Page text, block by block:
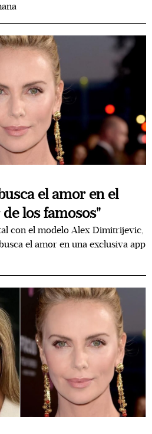
el amor en el
los famosos"
con el modelo Alex Dimitrijevic,
el amor en una exclusiva app